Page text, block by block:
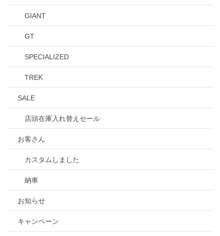
GIANT
GT
SPECIALIZED
TREK
SALE
店頭在庫入れ替えセール
お客さん
カスタムしました
納車
お知らせ
キャンペーン